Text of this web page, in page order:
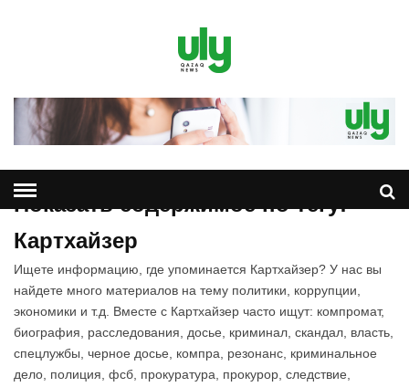
Показать содержимое по тегу:
Картхайзер
Ищете информацию, где упоминается Картхайзер? У нас вы
найдете много материалов на тему политики, коррупции,
экономики и т.д. Вместе с Картхайзер часто ищут: компромат,
биография, расследования, досье, криминал, скандал, власть,
спецлужбы, черное досье, компра, резонанс, криминальное
дело, полиция, фсб, прокуратура, прокурор, следствие,